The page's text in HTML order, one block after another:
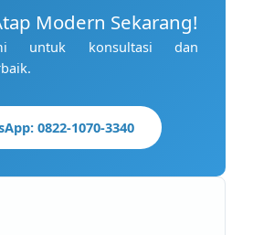
Modern Sekarang!
untuk konsultasi dan
0822-1070-3340